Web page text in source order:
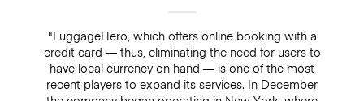
"LuggageHero, which offers online booking with a
credit card — thus, eliminating the need for users to
have local currency on hand — is one of the most
recent players to expand its services. In December